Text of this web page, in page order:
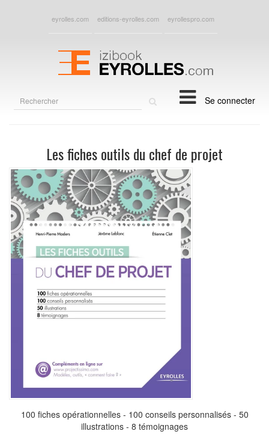
eyrolles.com editions-eyrolles.com eyrollespro.com
Se connecter
Les fiches outils du chef de projet
100 fiches opérationnelles - 100 conseils personnalisés - 50
illustrations - 8 témoignages